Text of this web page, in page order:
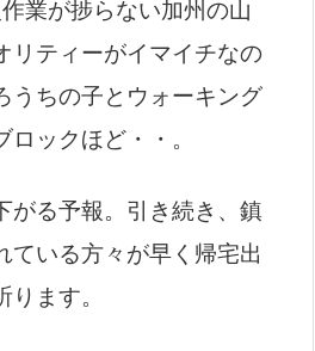
業が捗らない加州の山
リティーがイマイチなの
うちの子とウォーキング
ロックほど・・。
がる予報。引き続き、鎮
ている方々が早く帰宅出
ます。